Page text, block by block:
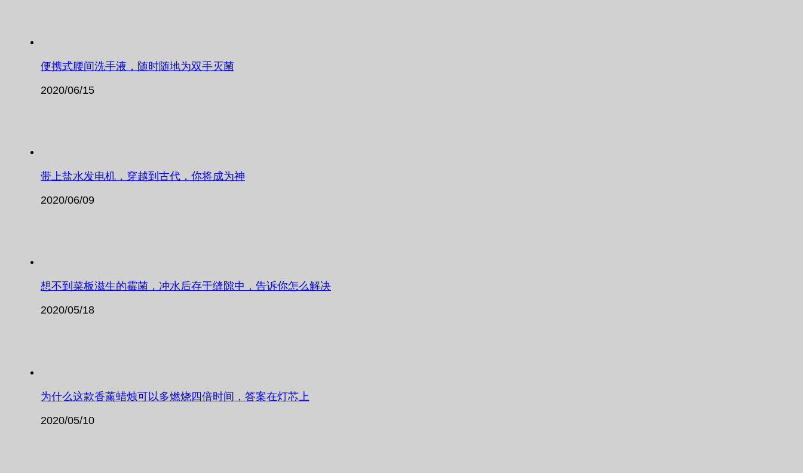
便携式腰间洗手液，随时随地为双手灭菌
2020/06/15
带上盐水发电机，穿越到古代，你将成为神
2020/06/09
想不到菜板滋生的霉菌，冲水后存于缝隙中，告诉你怎么解决
2020/05/18
为什么这款香薰蜡烛可以多燃烧四倍时间，答案在灯芯上
2020/05/10